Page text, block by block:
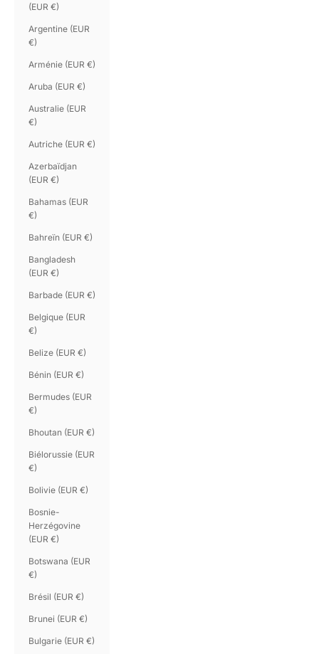
(EUR €)
Argentine (EUR
€)
Arménie (EUR €)
Aruba (EUR €)
Australie (EUR
€)
Autriche (EUR €)
Azerbaïdjan
(EUR €)
Bahamas (EUR
€)
Bahreïn (EUR €)
Bangladesh
(EUR €)
Barbade (EUR €)
Belgique (EUR
€)
Belize (EUR €)
Bénin (EUR €)
Bermudes (EUR
€)
Bhoutan (EUR €)
Biélorussie (EUR
€)
Bolivie (EUR €)
Bosnie-
Herzégovine
(EUR €)
Botswana (EUR
€)
Brésil (EUR €)
Brunei (EUR €)
Bulgarie (EUR €)